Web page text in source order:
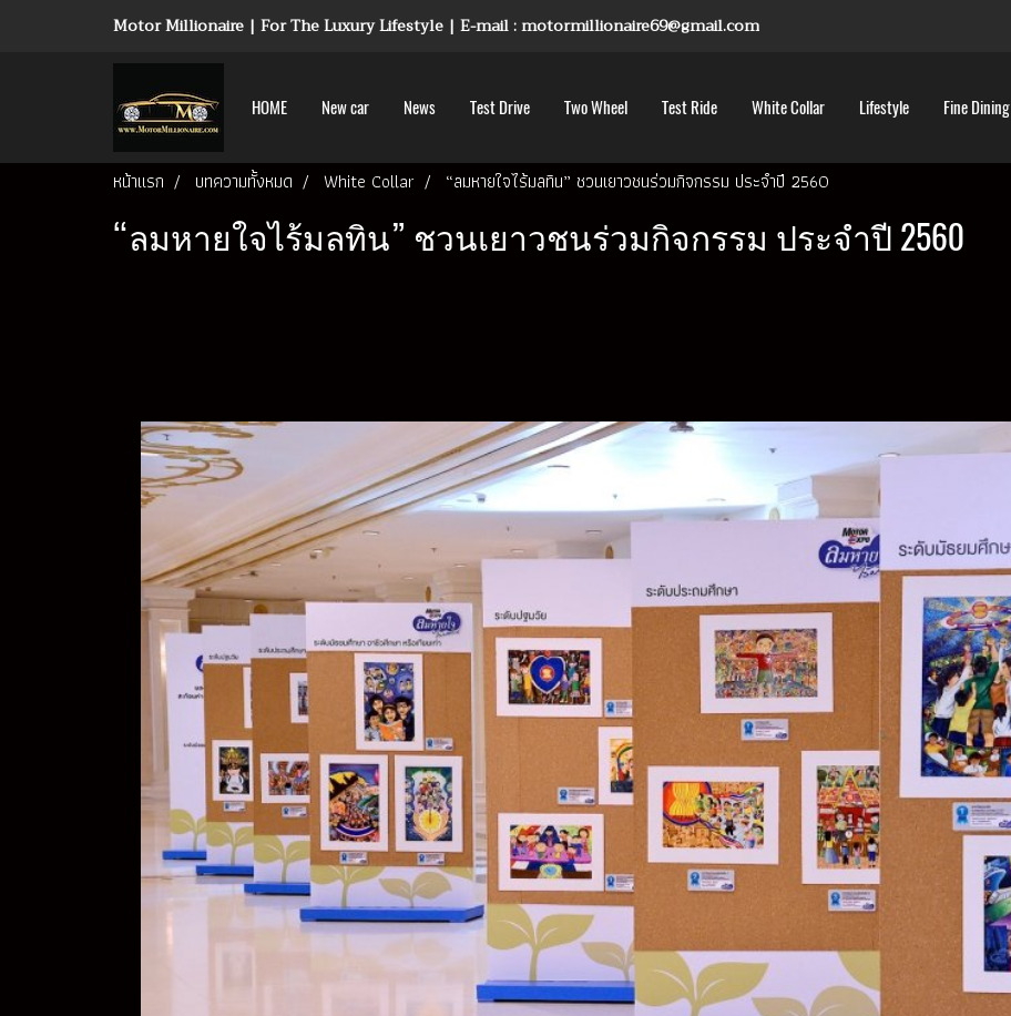
Motor Millionaire | For The Luxury Lifestyle | E-mail : motormillionaire69@gmail.com
HOME New car News Test Drive Two Wheel Test Ride White Collar Lifestyle Fine Dining
หน้าแรก บทความทั้งหมด White Collar “ลมหายใจไร้มลทิน” ชวนเยาวชนร่วมกิจกรรม ประจำปี 2560
“ลมหายใจไร้มลทิน” ชวนเยาวชนร่วมกิจกรรม ประจำปี 2560